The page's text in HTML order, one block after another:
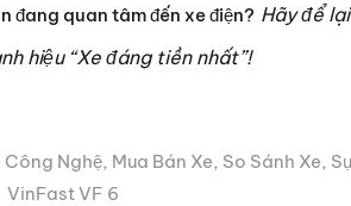
đang quan tâm đến xe điện? Hãy để
hiệu “Xe đáng tiền nhất”!
Công Nghệ, Mua Bán Xe, So Sánh Xe,
VinFast VF 6